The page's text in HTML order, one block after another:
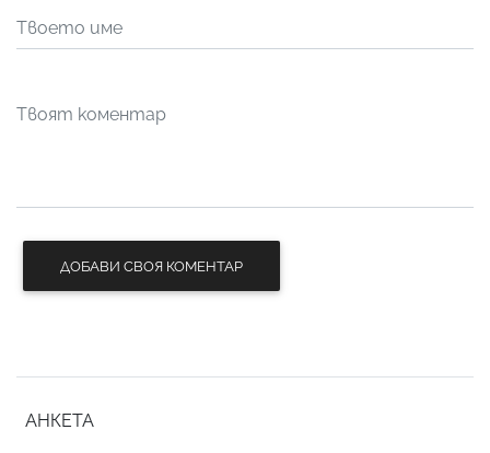
ДОБАВИ СВОЯ КОМЕНТАР
АНКЕТА